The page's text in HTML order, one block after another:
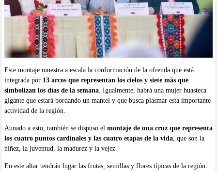
Este montaje muestra a escala la conformación de la ofrenda que está
integrada por 13 arcos que representan los cielos y siete más que
simbolizan los días de la semana. Igualmente, habrá una mujer huasteca
gigante que estará bordando un mantel y que busca plasmar esta importante
actividad de la región.
Aunado a esto, también se dispuso el montaje de una cruz que representa
los cuatro puntos cardinales y las cuatro etapas de la vida, que son la
niñez, la juventud, la madurez y la vejez.
En este altar tendrán lugar las frutas, semillas y flores típicas de la región.